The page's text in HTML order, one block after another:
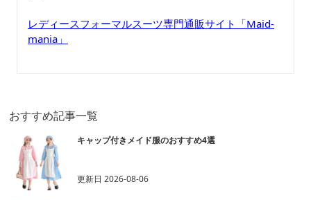
レディースフォーマルスーツ専門通販サイト「Maid-
mania」
おすすめ記事一覧
キャップ付きメイド服のおすすめ4選
更新日2026-08-06